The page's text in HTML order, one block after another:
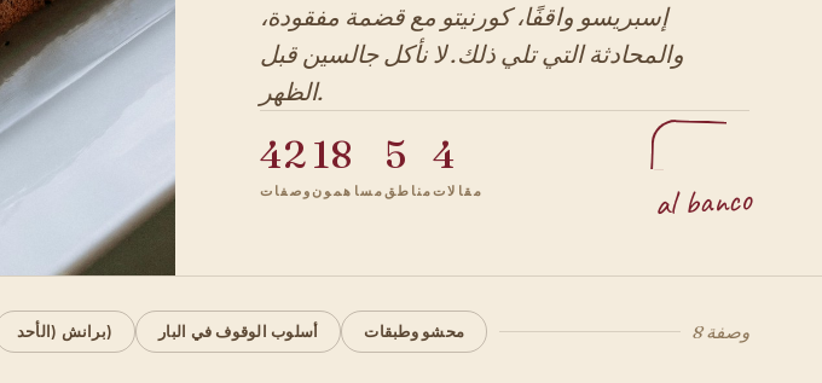
إسبريسو واقفًا، كورنيتو مع قضمة مفقودة،
والمحادثة التي تلي ذلك. لا نأكل جالسين قبل
الظهر.
42
وصفات
18
مساهمون
5
مناطق
4
مقالات al banco
برانش (الأحد) أسلوب الوقوف في البار محشو وطبقات 8 وصفة